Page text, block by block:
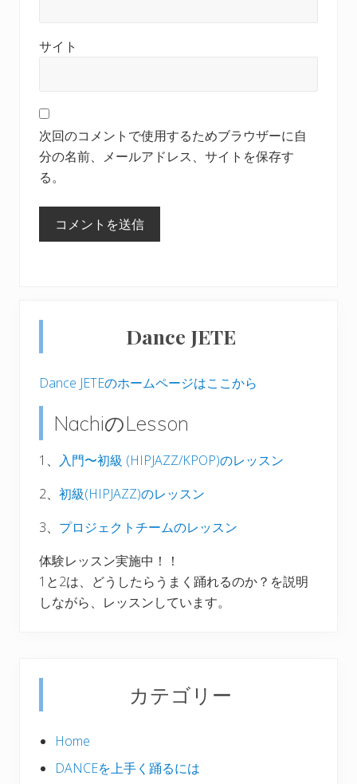
サイト
次回のコメントで使用するためブラウザーに自
分の名前、メールアドレス、サイトを保存す
る。
最
の
サ
イ
ド
バ
ー
Dance JETE
Dance JETEのホームページはここから
NachiのLesson
1、 入門〜初級 (HIPJAZZ/KPOP)のレッスン
2、 初級(HIPJAZZ)のレッスン
3、 プロジェクトチームのレッスン
体験レッスン実施中！！
1と2は、どうしたらうまく踊れるのか？を説明
しながら、レッスンしています。
カテゴリー
Home
DANCEを上手く踊るには